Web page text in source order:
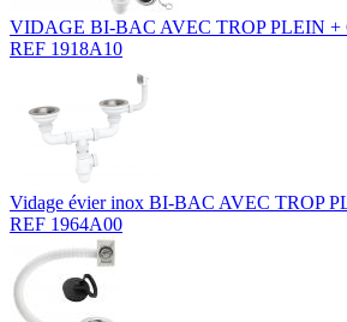
VIDAGE BI-BAC AVEC TROP PLEIN
REF 1918A10
Vidage évier inox BI-BAC AVEC TROP
REF 1964A00